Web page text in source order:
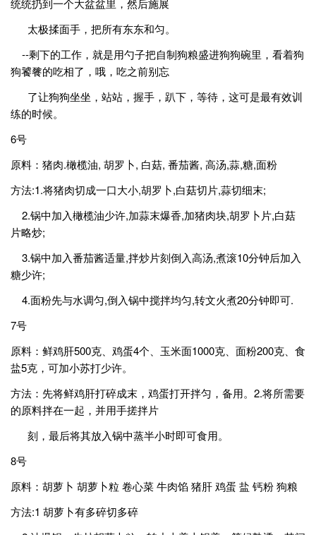
统统扔到一个大盆盆里，然后施展
太极揉面手，把所有东东和匀。
--剩下的工作，就是用勺子把自制狗粮盛进狗狗碗里，看着狗
狗饕餮的吃相了，哦，吃之前别忘
了让狗狗坐坐，站站，握手，趴下，等待，这可是最有效训
练的时候。
6号
原料：猪肉.橄榄油, 胡罗卜, 白菇, 番茄酱, 高汤,蒜,糖,面粉
方法:1.将猪肉切成一口大小,胡罗卜,白菇切片,蒜切细末;
2.锅中加入橄榄油少许,加蒜末爆香,加猪肉块,胡罗卜片,白菇
片略炒;
3.锅中加入番茄酱适量,拌炒片刻倒入高汤,煮滚10分钟后加入
糖少许;
4.面粉先与水调匀,倒入锅中搅拌均匀,转文火煮20分钟即可.
7号
原料：鲜鸡肝500克、鸡蛋4个、玉米面1000克、面粉200克、食
盐5克，可加小苏打少许。
方法：先将鲜鸡肝打碎成末，鸡蛋打开拌匀，备用。2.将所需要
的原料拌在一起，并用手搓拌片
刻，最后将其放入锅中蒸半小时即可食用。
8号
原料：胡萝卜 胡萝卜粒 卷心菜 牛肉馅 猪肝 鸡蛋 盐 钙粉 狗粮
方法:1 胡萝卜有多碎切多碎